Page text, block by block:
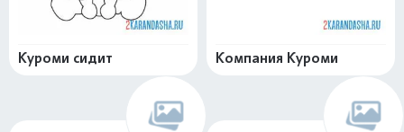
Куроми сидит Компания Куроми